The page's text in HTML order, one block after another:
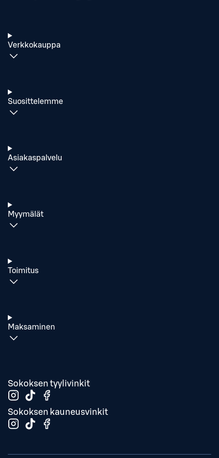
Verkkokauppa
Suosittelemme
Asiakaspalvelu
Myymälät
Toimitus
Maksaminen
Sokoksen tyylivinkit
Sokoksen kauneusvinkit